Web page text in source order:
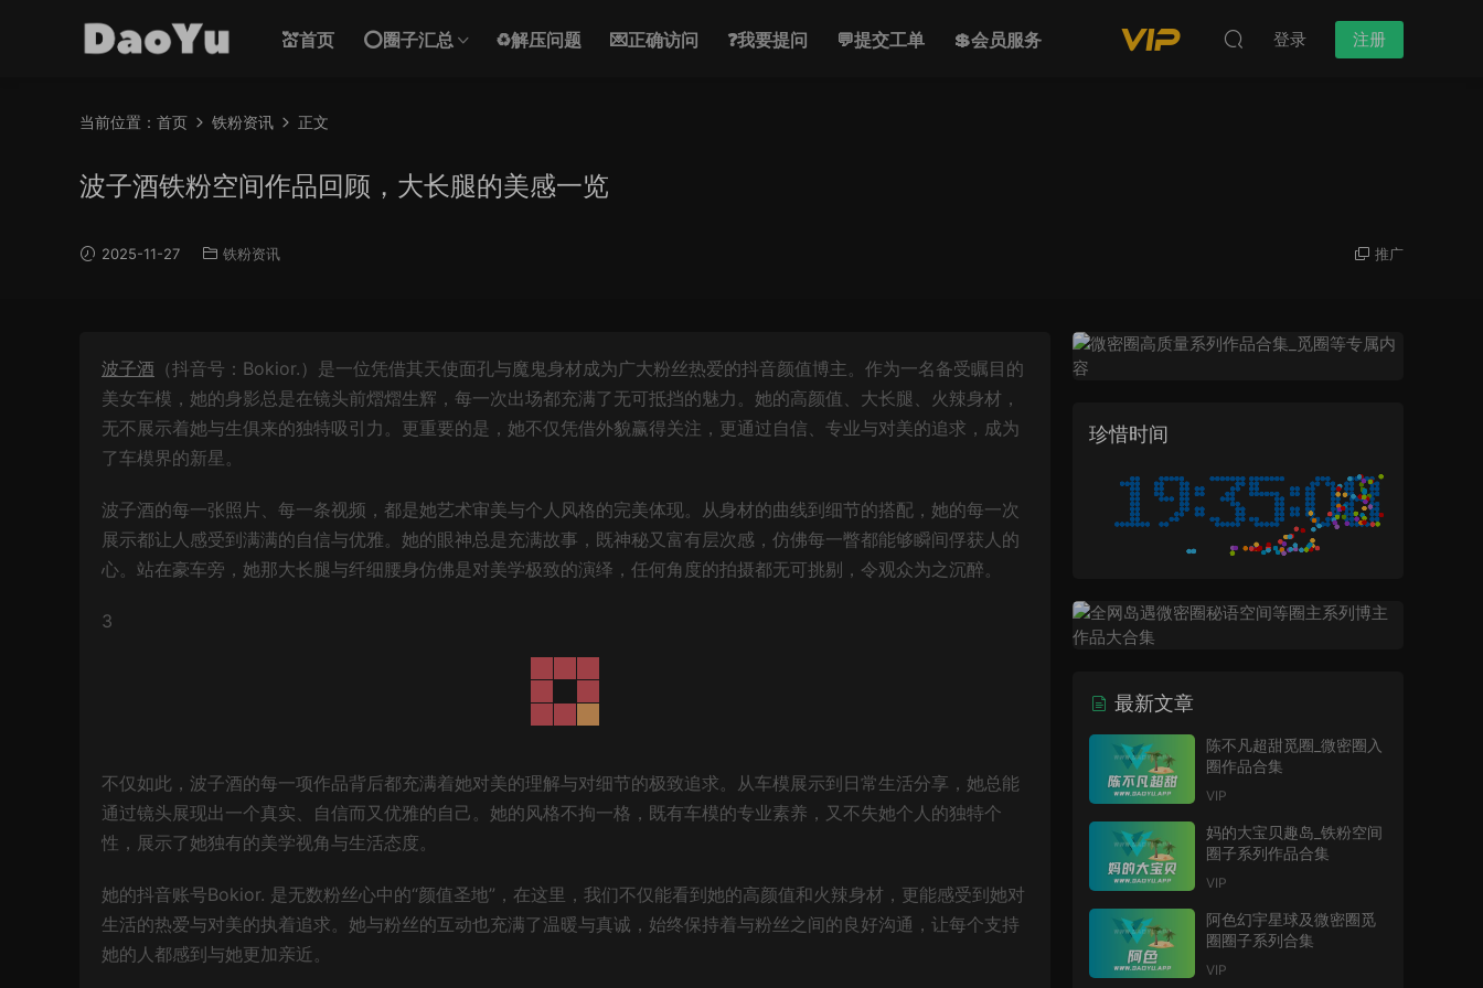
💒首页 ⭕圈子汇总 ♻解压问题 💌正确访问 ❓我要提问 💬提交工单 💲会员服务 登录 注册
当前位置： 首页 铁粉资讯 正文
波子酒铁粉空间作品回顾，大长腿的美感一览
2025-11-27 铁粉资讯 推广
波子酒 （抖音号：Bokior.）是一位凭借其天使面孔与魔鬼身材成为广大粉丝热爱的抖音颜值博主。作为一名备受瞩目的
美女车模，她的身影总是在镜头前熠熠生辉，每一次出场都充满了无可抵挡的魅力。她的高颜值、大长腿、火辣身材，
无不展示着她与生俱来的独特吸引力。更重要的是，她不仅凭借外貌赢得关注，更通过自信、专业与对美的追求，成为
了车模界的新星。
波子酒的每一张照片、每一条视频，都是她艺术审美与个人风格的完美体现。从身材的曲线到细节的搭配，她的每一次
展示都让人感受到满满的自信与优雅。她的眼神总是充满故事，既神秘又富有层次感，仿佛每一瞥都能够瞬间俘获人的
心。站在豪车旁，她那大长腿与纤细腰身仿佛是对美学极致的演绎，任何角度的拍摄都无可挑剔，令观众为之沉醉。
3
不仅如此，波子酒的每一项作品背后都充满着她对美的理解与对细节的极致追求。从车模展示到日常生活分享，她总能
通过镜头展现出一个真实、自信而又优雅的自己。她的风格不拘一格，既有车模的专业素养，又不失她个人的独特个
性，展示了她独有的美学视角与生活态度。
她的抖音账号Bokior. 是无数粉丝心中的“颜值圣地”，在这里，我们不仅能看到她的高颜值和火辣身材，更能感受到她对
生活的热爱与对美的执着追求。她与粉丝的互动也充满了温暖与真诚，始终保持着与粉丝之间的良好沟通，让每个支持
她的人都感到与她更加亲近。
珍惜时间
最新文章
陈不凡超甜觅圈_微密圈入
圈作品合集
VIP
妈的大宝贝趣岛_铁粉空间
圈子系列作品合集
VIP
阿色幻宇星球及微密圈觅
圈圈子系列合集
VIP